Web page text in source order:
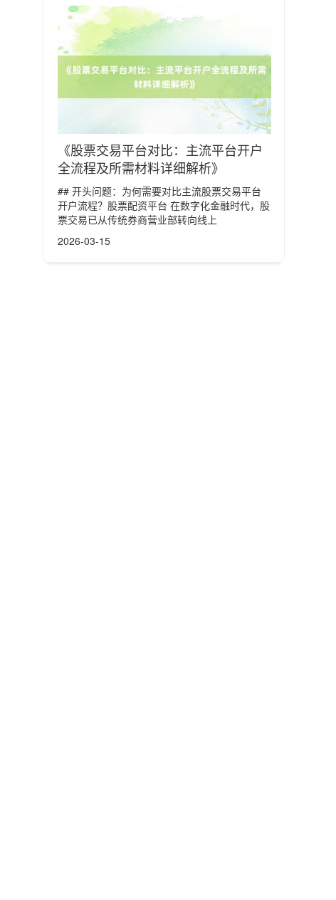
《股票交易平台对比：主流平台开户
全流程及所需材料详细解析》
## 开头问题：为何需要对比主流股票交易平台
开户流程？股票配资平台 在数字化金融时代，股
票交易已从传统券商营业部转向线上
2026-03-15